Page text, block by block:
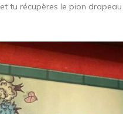
et tu récupères le pion